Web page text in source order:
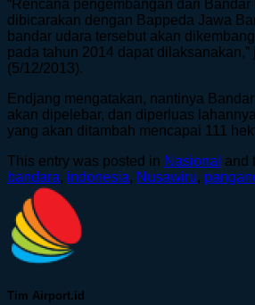
“Rencana pengembangan dari
dibicarakan dengan Bappeda Jawa
bandar udara tersebut akan
pada tahun 2014 dapat
(5/12/2013).
Endjang mengatakan, nantinya
akan dipelebar, dan diperluas
yang akan ditambah mencapai 111
This entry was posted in Nasional and
bandara, indonesia, Nusawiru,
Tim Airport.id